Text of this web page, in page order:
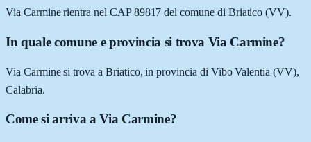
Via Carmine rientra nel CAP 89817 del comune di Briatico (VV).
In quale comune e provincia si trova Via Carmine?
Via Carmine si trova a Briatico, in provincia di Vibo Valentia (VV),
Calabria.
Come si arriva a Via Carmine?